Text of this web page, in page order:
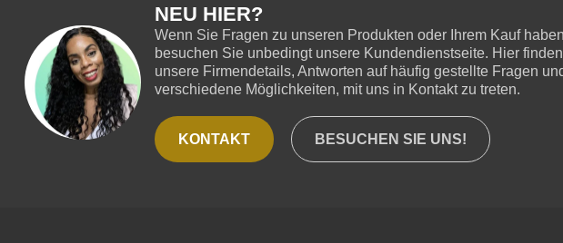
NEU HIER?
Wenn Sie Fragen zu unseren Produkten oder Ihrem Kauf
besuchen Sie unbedingt unsere Kundendienstseite. Hier
unsere Firmendetails, Antworten auf häufig gestellte Fragen
verschiedene Möglichkeiten, mit uns in Kontakt zu treten.
KONTAKT BESUCHEN SIE UNS!